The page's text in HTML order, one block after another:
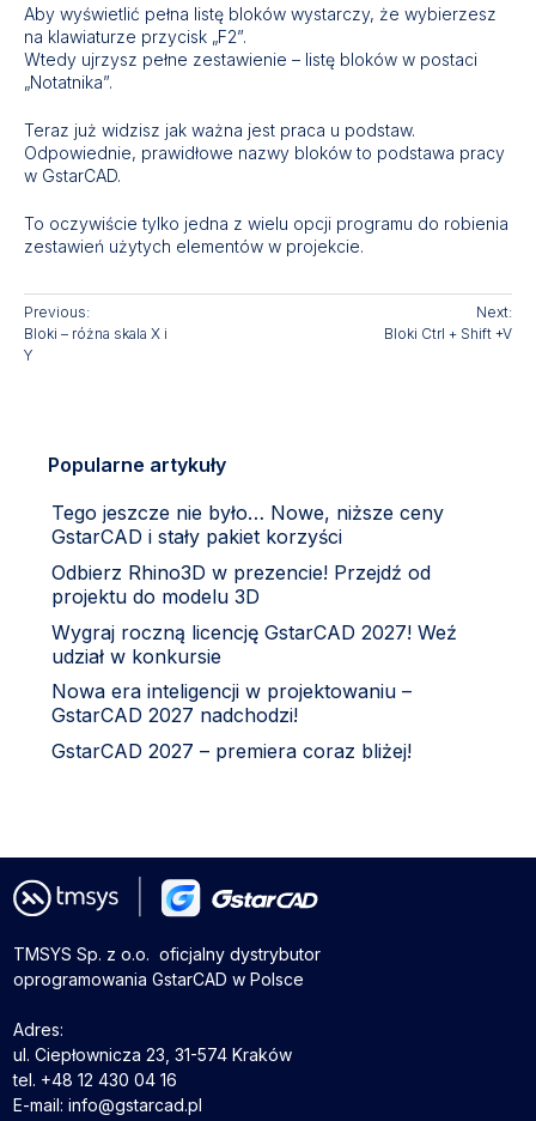
Aby wyświetlić pełna listę bloków wystarczy, że wybierzesz
na klawiaturze przycisk „F2”.
Wtedy ujrzysz pełne zestawienie – listę bloków w postaci
„Notatnika”.
Teraz już widzisz jak ważna jest praca u podstaw.
Odpowiednie, prawidłowe nazwy bloków to podstawa pracy
w GstarCAD.
To oczywiście tylko jedna z wielu opcji programu do robienia
zestawień użytych elementów w projekcie.
Previous:
Bloki – różna skala X i
Y
Next:
Bloki Ctrl + Shift +V
Popularne artykuły
Tego jeszcze nie było… Nowe, niższe ceny
GstarCAD i stały pakiet korzyści
Odbierz Rhino3D w prezencie! Przejdź od
projektu do modelu 3D
Wygraj roczną licencję GstarCAD 2027! Weź
udział w konkursie
Nowa era inteligencji w projektowaniu –
GstarCAD 2027 nadchodzi!
GstarCAD 2027 – premiera coraz bliżej!
TMSYS Sp. z o.o. ­ oficjalny dystrybutor
oprogramowania GstarCAD w Polsce
Adres:
ul. Ciepłownicza 23, 31-574 Kraków
tel. +48 12 430 04 16
E-mail: info@gstarcad.pl